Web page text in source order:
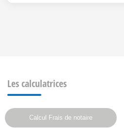
Les calculatrices
Calcul Frais de notaire